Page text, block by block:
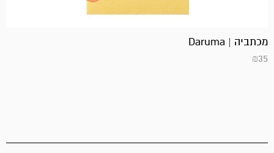
מכתביה | Daruma
₪35